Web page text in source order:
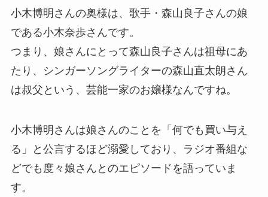
小木博明さんの奥様は、歌手・森山良子さんの娘
である小木奈歩さんです。
つまり、娘さんにとって森山良子さんは祖母にあ
たり、シンガーソングライターの森山直太朗さん
は叔父という、芸能一家のお嬢様なんですね。
小木博明さんは娘さんのことを「何でも買い与え
る」と公言するほど溺愛しており、ラジオ番組な
どでも度々娘さんとのエピソードを語っていま
す。